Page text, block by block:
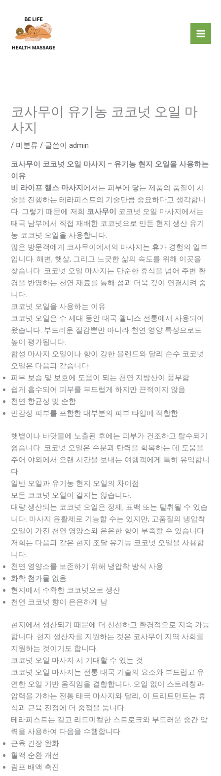
코사무이 유기농 코코넛 오일 마
사지
/ 미분류 / 글쓴이admin
코사무이 코코넛 오일 마사지 – 유기농 현지 오일을 사용하는
이유
비 라이프 헬스 마사지 에서는 피부에 닿는 제품의 품질이 시
술을 진행하는 테라피스트의 기술만큼 중요하다고 생각합니
다. 그렇기 때문에 저희 코사무이
코코넛 오일 마사지에서는
태국 남부에서 직접 재배한 코코넛으로 만든 현지 생산 유기
농 코코넛 오일을 사용합니다.
많은 방문객에게 코사무이에서의 마사지는 휴가 경험의 일부
입니다. 해변, 햇살, 그리고 느긋한 삶의 속도를 위해 이곳을
찾습니다. 코코넛 오일 마사지는 단순한 휴식을 넘어 주변 환
경을 반영하는 천연 재료를 통해 섬과 더욱 깊이 연결시켜 줍
니다.
코코넛 오일을 사용하는 이유
코코넛 오일은 수 세대 동안 태국 웰니스 전통에서 사용되어
왔습니다. 부드러운 질감뿐만 아니라 천연 영양 특성으로도
높이 평가됩니다.
합성 마사지 오일이나 향이 강한 블렌드와 달리 순수 코코넛
오일은 다음과 같습니다.
피부 보습 및 보호에 도움이 되는 천연 지방산이 풍부함
쉽게 흡수되어 피부를 부드럽게 하지만 끈적이지 않음
천연 항균성 및 순함
민감성 피부를 포함한 대부분의 피부 타입에 적합함
햇볕이나 바닷물에 노출된 후에는 피부가 건조하고 탈수되기
쉽습니다. 코코넛 오일은 수분과 탄력을 회복하는 데 도움을
주어 야외에서 오랜 시간을 보내는 여행객에게 특히 유익합니
다.
일반 오일과 유기농 현지 오일의 차이점
모든 코코넛 오일이 같지는 않습니다.
대량 생산되는 코코넛 오일은 정제, 표백 또는 탈취될 수 있습
니다. 마사지 윤활제로 기능할 수는 있지만, 고품질의 냉압착
오일이 가진 천연 영양소와 은은한 향이 부족할 수 있습니다.
저희는 다음과 같은 현지 조달 유기농 코코넛 오일을 사용합
니다.
천연 영양소를 보존하기 위해 냉압착 방식 사용
화학 첨가물 없음
현지에서 수확한 코코넛으로 생산
천연 코코넛 향이 은은하게 남
현지에서 생산되기 때문에 더 신선하고 환경적으로 지속 가능
합니다. 현지 생산자를 지원하는 것은 코사무이 지역 사회를
지원하는 것이기도 합니다.
코코넛 오일 마사지 시 기대할 수 있는 것
코코넛 오일 마사지는 전통 태국 기술의 요소와 부드럽고 유
연한 오일 기반 움직임을 결합합니다. 오일 없이 스트레칭과
압력을 가하는 전통 태국 마사지와 달리, 이 트리트먼트는 휴
식과 근육 진정에 더 중점을 둡니다.
테라피스트는 길고 리드미컬한 스트로크와 부드러운 중간 압
력을 사용하여 다음을 수행합니다.
근육 긴장 완화
혈액 순환 개선
림프 배액 촉진